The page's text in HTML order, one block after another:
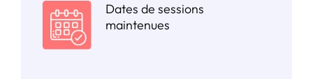
Dates de sessions
maintenues